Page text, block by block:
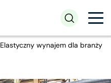
Elastyczny wynajem dla branży